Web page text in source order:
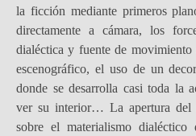
la ficción mediante primeros
directamente a cámara, los
dialéctica y fuente de
escenográfico, el uso de un
donde se desarrolla casi toda la
ver su interior… La apertura del
sobre el materialismo